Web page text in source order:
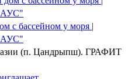
с бассейном у моря |
(п. Цандрыпш). ГРАФИТ